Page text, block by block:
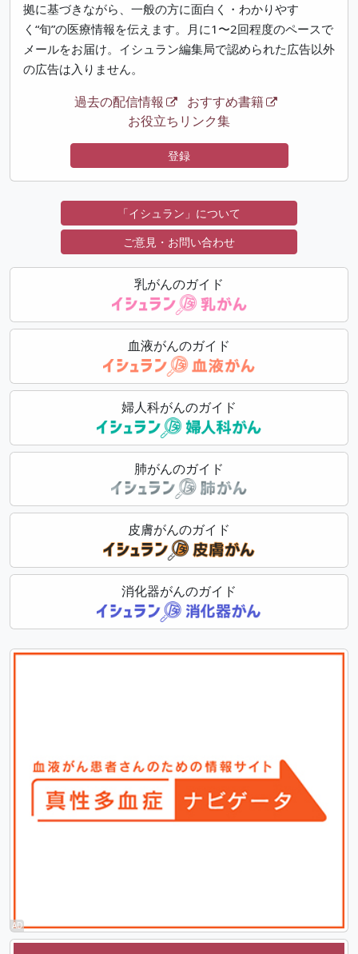
拠に基づきながら、一般の方に面白く・わかりやす
く“旬”の医療情報を伝えます。月に1〜2回程度のペースで
メールをお届け。イシュラン編集局で認められた広告以外
の広告は入りません。
過去の配信情報
おすすめ書籍
お役立ちリンク集
登録
「イシュラン」について
ご意見・お問い合わせ
乳がんのガイド
血液がんのガイド
婦人科がんのガイド
肺がんのガイド
皮膚がんのガイド
消化器がんのガイド